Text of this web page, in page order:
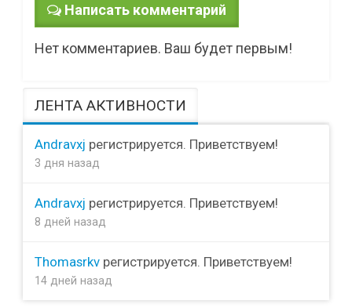
Написать комментарий
Нет комментариев. Ваш будет первым!
ЛЕНТА АКТИВНОСТИ
Andravxj регистрируется. Приветствуем!
3 дня назад
Andravxj регистрируется. Приветствуем!
8 дней назад
Thomasrkvрегистрируется. Приветствуем!
14 дней назад